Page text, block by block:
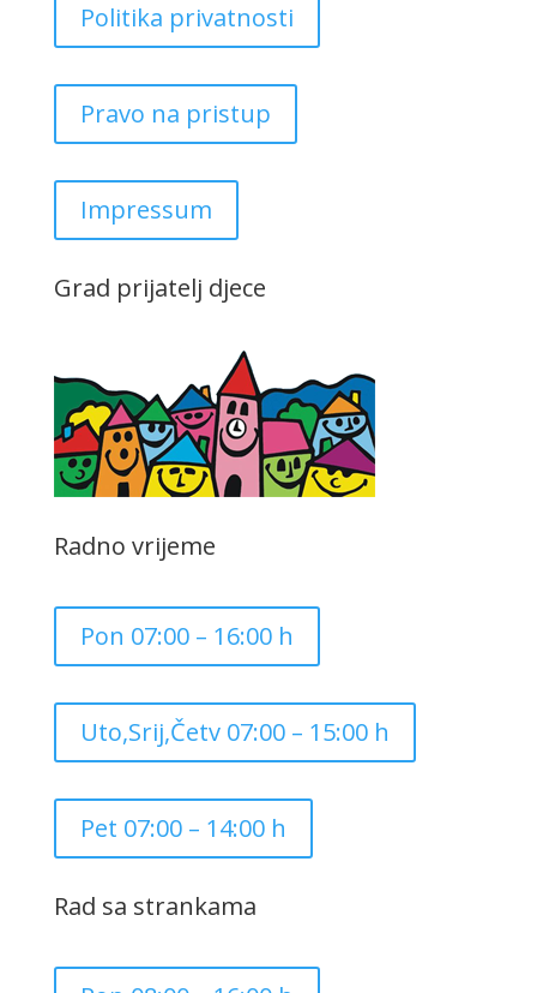
Politika privatnosti
Pravo na pristup
Impressum
Grad prijatelj djece
Radno vrijeme
Pon 07:00 – 16:00 h
Uto,Srij,Četv 07:00 – 15:00 h
Pet 07:00 – 14:00 h
Rad sa strankama